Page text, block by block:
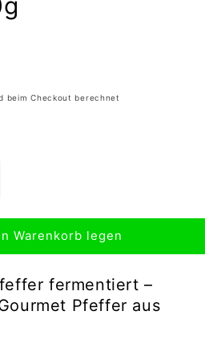
beim Checkout berechnet
Warenkorb legen
fermentiert –
Pfeffer aus